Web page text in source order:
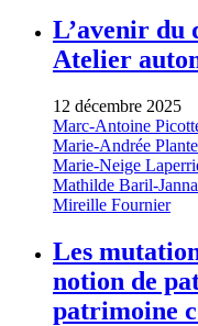
L’avenir du
Atelier
12 décembre 2025
Marc-Antoine
Marie-Andrée Plante
Marie-Neige
Mathilde Baril-
Mireille Fournier
Les
notion de
patrimoine